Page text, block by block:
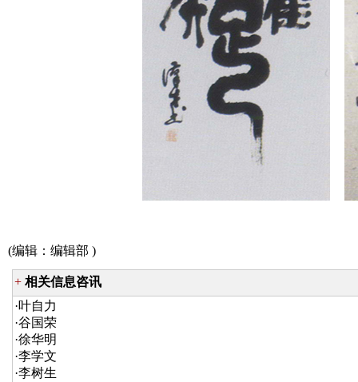
(编辑： 编辑部 )
+ 相关信息咨讯
·叶自力
·谷国荣
·徐华明
·李学文
·李树生